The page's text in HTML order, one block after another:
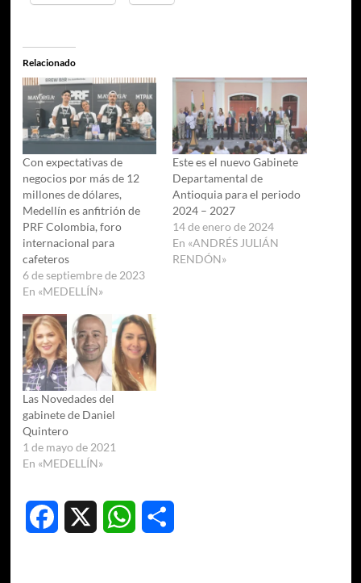
Relacionado
Con expectativas de
negocios por más de 12
millones de dólares,
Medellín es anfitrión de
PRF Colombia, foro
internacional para
cafeteros
6 de septiembre de 2023
En «MEDELLÍN»
Este es el nuevo Gabinete
Departamental de
Antioquia para el periodo
2024 – 2027
14 de enero de 2024
En «ANDRÉS JULIÁN
RENDÓN»
Las Novedades del
gabinete de Daniel
Quintero
1 de mayo de 2021
En «MEDELLÍN»
Facebook WhatsApp